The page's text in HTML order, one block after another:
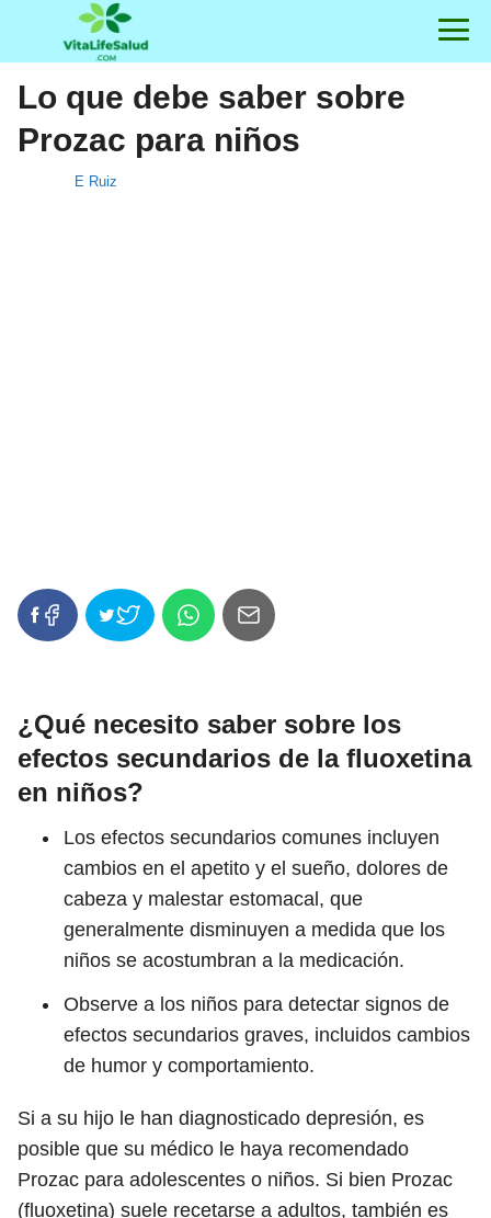
Lo que debe saber sobre
Prozac para niños
E Ruiz
¿Qué necesito saber sobre los
efectos secundarios de la fluoxetina
en niños?
Los efectos secundarios comunes incluyen
cambios en el apetito y el sueño, dolores de
cabeza y malestar estomacal, que
generalmente disminuyen a medida que los
niños se acostumbran a la medicación.
Observe a los niños para detectar signos de
efectos secundarios graves, incluidos cambios
de humor y comportamiento.
Si a su hijo le han diagnosticado depresión, es
posible que su médico le haya recomendado
Prozac para adolescentes o niños. Si bien Prozac
(fluoxetina) suele recetarse a adultos, también es